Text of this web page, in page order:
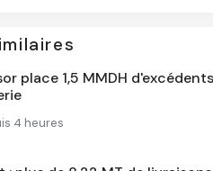
place 1,5 MMDH
4 heures